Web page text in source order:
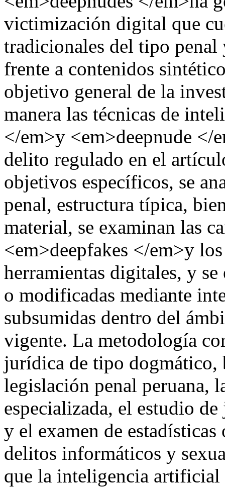
victimización digital que
tradicionales del tipo
frente a contenidos
objetivo general de la
manera las técnicas de
</em>y <em>deepnude
delito regulado en el
objetivos específicos, se
penal, estructura típica,
material, se examinan las
<em>deepfakes </em>y
herramientas digitales, y se
o modificadas mediante
subsumidas dentro del
vigente. La metodología
jurídica de tipo dogmático,
legislación penal peruana,
especializada, el estudio
y el examen de
delitos informáticos y
que la inteligencia